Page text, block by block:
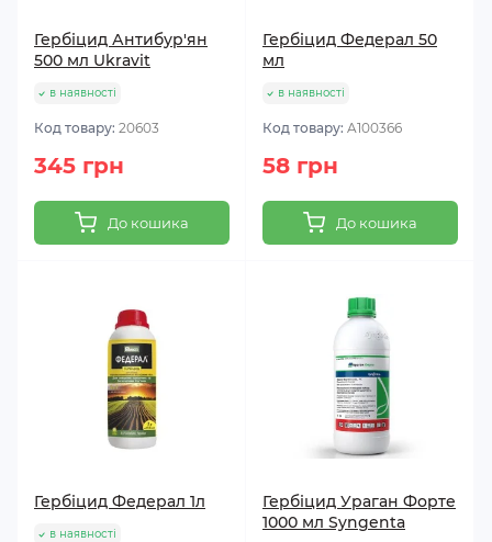
Гербіцид Антибур'ян
500 мл Ukravit
в наявності
Код товару: 20603
345 грн
До кошика
Гербіцид Федерал 50
мл
в наявності
Код товару: A100366
58 грн
До кошика
Гербіцид Федерал 1л
в наявності
Гербіцид Ураган Форте
1000 мл Syngenta